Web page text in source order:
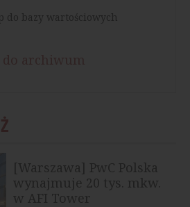
do bazy wartościowych
[Warszawa] PwC Polska
wynajmuje 20 tys. mkw.
w AFI Tower